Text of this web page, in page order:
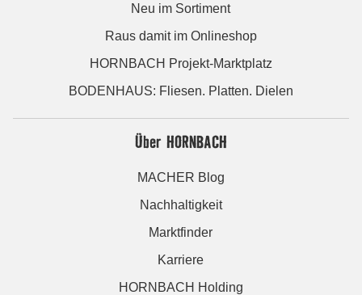
Neu im Sortiment
Raus damit im Onlineshop
HORNBACH Projekt-Marktplatz
BODENHAUS: Fliesen. Platten. Dielen
Über HORNBACH
MACHER Blog
Nachhaltigkeit
Marktfinder
Karriere
HORNBACH Holding